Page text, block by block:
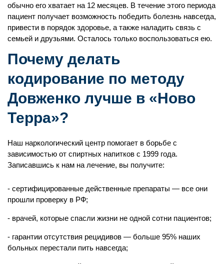
обычно его хватает на 12 месяцев. В течение этого периода
пациент получает возможность победить болезнь навсегда,
привести в порядок здоровье, а также наладить связь с
семьей и друзьями. Осталось только воспользоваться ею.
Почему делать
кодирование по методу
Довженко лучше в «Ново
Терра»?
Наш наркологический центр помогает в борьбе с
зависимостью от спиртных напитков с 1999 года.
Записавшись к нам на лечение, вы получите:
сертифицированные действенные препараты — все они
прошли проверку в РФ;
врачей, которые спасли жизни не одной сотни пациентов;
гарантии отсутствия рецидивов — больше 95% наших
больных перестали пить навсегда;